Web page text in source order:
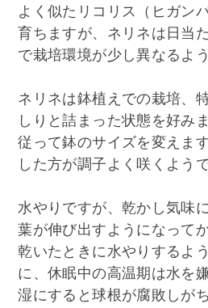
よく似たリコリス（ヒガン
育ちますが、ネリネは日当
で栽培環境が少し異なるよ
ネリネは鉢植えでの栽培、
しりと詰まった状態を好み
従って鉢のサイズを変えま
した方が調子よく咲くようで
水やりですが、乾かし気味
葉が伸び出すようになって
乾いたときに水やりするよ
に、休眠中の高温期は水を
湿にすると球根が腐敗しが